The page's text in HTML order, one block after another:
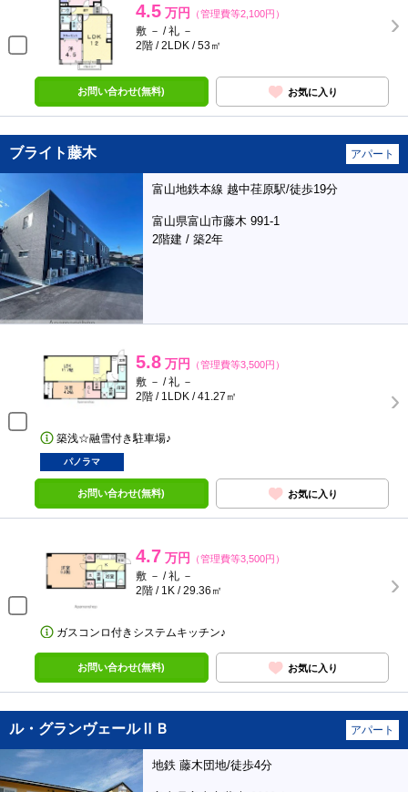
4.5 万円 （管理費等2,100円）
敷 － / 礼 －
2階 / 2LDK / 53㎡
お問い合わせ(無料) お気に入り
ブライト藤木 アパート
富山地鉄本線 越中荏原駅/徒歩19分
富山県富山市藤木 991-1
2階建 / 築2年
5.8 万円 （管理費等3,500円）
敷 － / 礼 －
2階 / 1LDK / 41.27㎡
築浅☆融雪付き駐車場♪
パノラマ
お問い合わせ(無料) お気に入り
4.7 万円 （管理費等3,500円）
敷 － / 礼 －
2階 / 1K / 29.36㎡
ガスコンロ付きシステムキッチン♪
お問い合わせ(無料) お気に入り
ル・グランヴェールⅡＢ アパート
地鉄 藤木団地/徒歩4分